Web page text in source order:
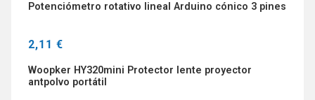
Potenciómetro rotativo lineal Arduino cónico 3 pines
2,11 €
Woopker HY320mini Protector lente proyector
antpolvo portátil